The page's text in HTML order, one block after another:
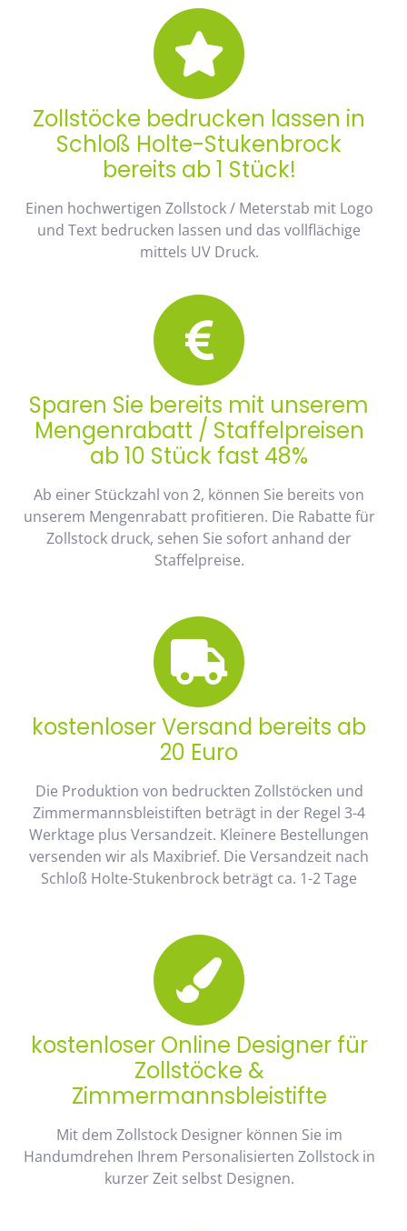
Zollstöcke bedrucken lassen in
Schloß Holte-Stukenbrock
bereits ab 1 Stück!
Einen hochwertigen Zollstock / Meterstab mit Logo
und Text bedrucken lassen und das vollflächige
mittels UV Druck.
Sparen Sie bereits mit unserem
Mengenrabatt / Staffelpreisen
ab 10 Stück fast 48%
Ab einer Stückzahl von 2, können Sie bereits von
unserem Mengenrabatt profitieren. Die Rabatte für
Zollstock druck, sehen Sie sofort anhand der
Staffelpreise.
kostenloser Versand bereits ab
20 Euro
Die Produktion von bedruckten Zollstöcken und
Zimmermannsbleistiften beträgt in der Regel 3-4
Werktage plus Versandzeit. Kleinere Bestellungen
versenden wir als Maxibrief. Die Versandzeit nach
Schloß Holte-Stukenbrock beträgt ca. 1-2 Tage
kostenloser Online Designer für
Zollstöcke &
Zimmermannsbleistifte
Mit dem Zollstock Designer können Sie im
Handumdrehen Ihrem Personalisierten Zollstock in
kurzer Zeit selbst Designen.